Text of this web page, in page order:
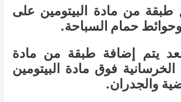
من مادة البيتومين على
حمام السباحة.
يتم إضافة طبقة من مادة
فوق مادة البيتومين
والجدران.